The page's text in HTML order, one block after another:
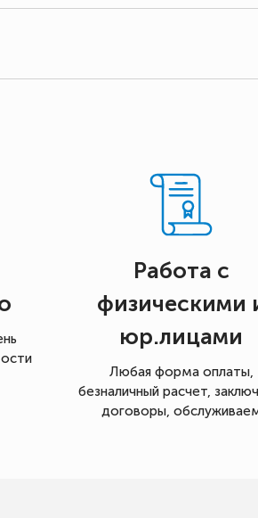
Работа с
физическими
юр.лицами
Любая форма оплаты,
безналичный расчет,
договоры,